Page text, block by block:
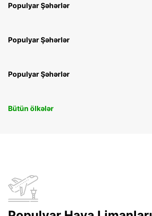
Populyar Şəhərlər
Populyar Şəhərlər
Populyar Şəhərlər
Bütün ölkələr